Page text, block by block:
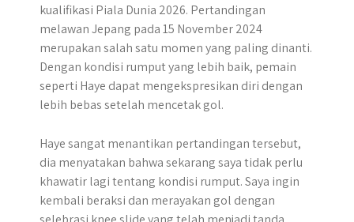
kualifikasi Piala Dunia 2026. Pertandingan
melawan Jepang pada 15 November 2024
merupakan salah satu momen yang paling dinanti.
Dengan kondisi rumput yang lebih baik, pemain
seperti Haye dapat mengekspresikan diri dengan
lebih bebas setelah mencetak gol.
Haye sangat menantikan pertandingan tersebut,
dia menyatakan bahwa sekarang saya tidak perlu
khawatir lagi tentang kondisi rumput. Saya ingin
kembali beraksi dan merayakan gol dengan